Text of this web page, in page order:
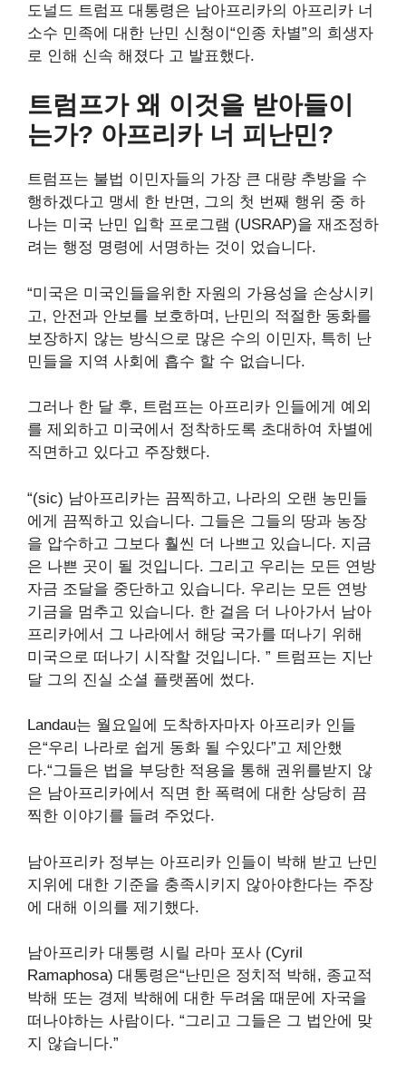
도널드 트럼프 대통령은 남아프리카의 아프리카 너
소수 민족에 대한 난민 신청이“인종 차별”의 희생자
로 인해 신속 해졌다 고 발표했다.
트럼프가 왜 이것을 받아들이
는가? 아프리카 너 피난민?
트럼프는 불법 이민자들의 가장 큰 대량 추방을 수
행하겠다고 맹세 한 반면, 그의 첫 번째 행위 중 하
나는 미국 난민 입학 프로그램 (USRAP)을 재조정하
려는 행정 명령에 서명하는 것이 었습니다.
“미국은 미국인들을위한 자원의 가용성을 손상시키
고, 안전과 안보를 보호하며, 난민의 적절한 동화를
보장하지 않는 방식으로 많은 수의 이민자, 특히 난
민들을 지역 사회에 흡수 할 수 없습니다.
그러나 한 달 후, 트럼프는 아프리카 인들에게 예외
를 제외하고 미국에서 정착하도록 초대하여 차별에
직면하고 있다고 주장했다.
“(sic) 남아프리카는 끔찍하고, 나라의 오랜 농민들
에게 끔찍하고 있습니다. 그들은 그들의 땅과 농장
을 압수하고 그보다 훨씬 더 나쁘고 있습니다. 지금
은 나쁜 곳이 될 것입니다. 그리고 우리는 모든 연방
자금 조달을 중단하고 있습니다. 우리는 모든 연방
기금을 멈추고 있습니다. 한 걸음 더 나아가서 남아
프리카에서 그 나라에서 해당 국가를 떠나기 위해
미국으로 떠나기 시작할 것입니다. ” 트럼프는 지난
달 그의 진실 소셜 플랫폼에 썼다.
Landau는 월요일에 도착하자마자 아프리카 인들
은“우리 나라로 쉽게 동화 될 수있다”고 제안했
다.“그들은 법을 부당한 적용을 통해 권위를받지 않
은 남아프리카에서 직면 한 폭력에 대한 상당히 끔
찍한 이야기를 들려 주었다.
남아프리카 정부는 아프리카 인들이 박해 받고 난민
지위에 대한 기준을 충족시키지 않아야한다는 주장
에 대해 이의를 제기했다.
남아프리카 대통령 시릴 라마 포사 (Cyril
Ramaphosa) 대통령은“난민은 정치적 박해, 종교적
박해 또는 경제 박해에 대한 두려움 때문에 자국을
떠나야하는 사람이다. “그리고 그들은 그 법안에 맞
지 않습니다.”